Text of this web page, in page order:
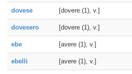
dovese [dovere (1), v.]
dovesero [dovere (1), v.]
ebe [avere (1), v.]
ebelli [avere (1), v.]